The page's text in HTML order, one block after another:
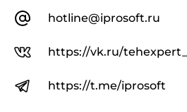
полотенечных - 2,0;
3;
hotline@iprosoft.ru
https://vk.ru/
https://t.me/iprosoft